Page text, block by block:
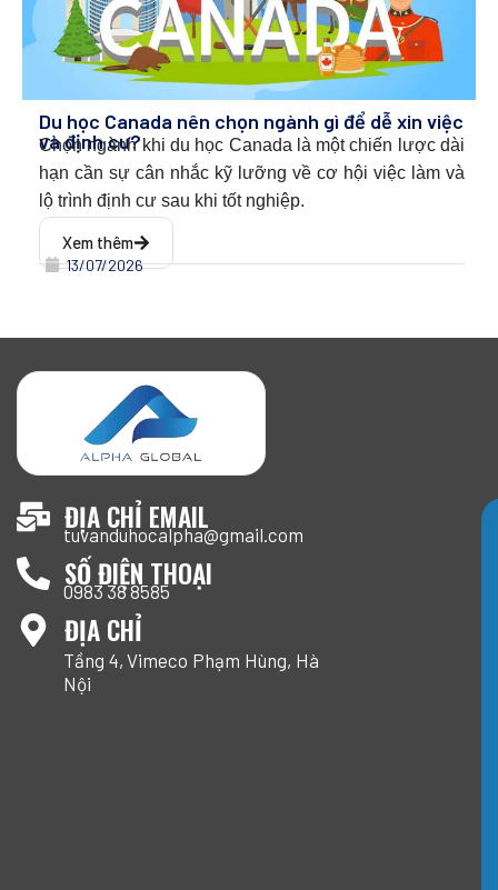
Du học Canada nên chọn ngành gì để dễ xin việc
và định cư?
Chọn ngành khi du học Canada l à một chiến lược dài
hạn cần sự cân nhắc kỹ lưỡng về cơ hội việc làm và
lộ trình định cư sau khi tốt nghiệp.
Xem thêm
13/07/2026
ĐỊA CHỈ EMAIL
tuvanduhocalpha@gmail.com
SỐ ĐIỆN THOẠI
0983 38 8585
ĐỊA CHỈ
Tầng 4, Vimeco Phạm Hùng, Hà
Nội